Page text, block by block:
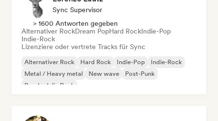
Sync Supervisor
> 1600 Antworten gegeben
Alternativer RockDream PopHard RockIndie-Pop
Indie-Rock
Lizenziere oder vertrete Tracks für Sync
Alternativer Rock Hard Rock Indie-Pop
Indie-Rock
Metal / Heavy metal
New wave
Post-Punk
Psychedelic Rock